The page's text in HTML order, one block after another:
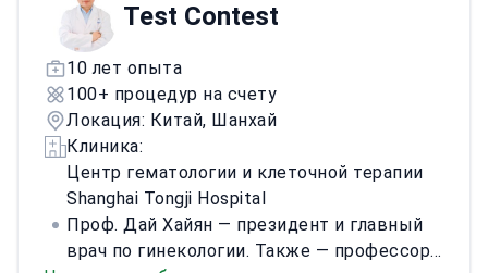
Test Contest
10 лет опыта
100+ процедур на счету
Локация: Китай, Шанхай
Клиника:
Центр гематологии и клеточной терапии
Shanghai Tongji Hospital
Проф. Дай Хайян — президент и главный
врач по гинекологии. Также — профессор.